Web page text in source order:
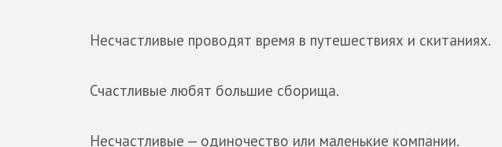
Несчастливые проводят время в путешествиях и скитаниях.
Счастливые любят большие сборища.
Несчастливые — одиночество или маленькие компании.